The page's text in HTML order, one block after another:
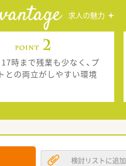
求人の魅力
17時まで残業も少なく、プ
との両立がしやすい環境
検討リストに追加